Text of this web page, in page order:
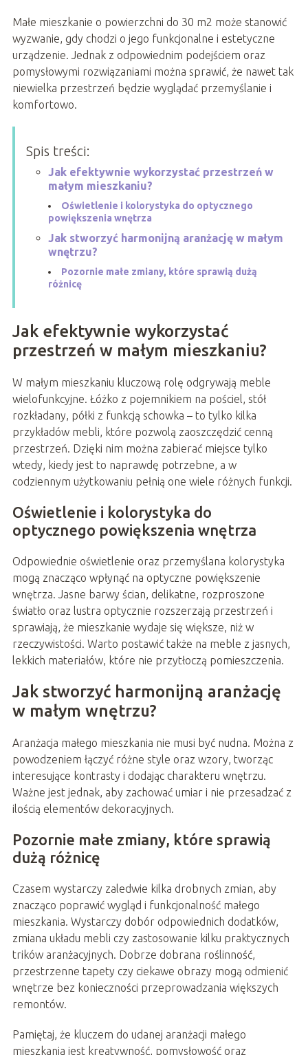
Małe mieszkanie o powierzchni do 30 m2 może stanowić
wyzwanie, gdy chodzi o jego funkcjonalne i estetyczne
urządzenie. Jednak z odpowiednim podejściem oraz
pomysłowymi rozwiązaniami można sprawić, że nawet tak
niewielka przestrzeń będzie wyglądać przemyślanie i
komfortowo.
Spis treści:
Jak efektywnie wykorzystać przestrzeń w
małym mieszkaniu?
Oświetlenie i kolorystyka do optycznego
powiększenia wnętrza
Jak stworzyć harmonijną aranżację w małym
wnętrzu?
Pozornie małe zmiany, które sprawią dużą
różnicę
Jak efektywnie wykorzystać
przestrzeń w małym mieszkaniu?
W małym mieszkaniu kluczową rolę odgrywają meble
wielofunkcyjne. Łóżko z pojemnikiem na pościel, stół
rozkładany, półki z funkcją schowka – to tylko kilka
przykładów mebli, które pozwolą zaoszczędzić cenną
przestrzeń. Dzięki nim można zabierać miejsce tylko
wtedy, kiedy jest to naprawdę potrzebne, a w
codziennym użytkowaniu pełnią one wiele różnych funkcji.
Oświetlenie i kolorystyka do
optycznego powiększenia wnętrza
Odpowiednie oświetlenie oraz przemyślana kolorystyka
mogą znacząco wpłynąć na optyczne powiększenie
wnętrza. Jasne barwy ścian, delikatne, rozproszone
światło oraz lustra optycznie rozszerzają przestrzeń i
sprawiają, że mieszkanie wydaje się większe, niż w
rzeczywistości. Warto postawić także na meble z jasnych,
lekkich materiałów, które nie przytłoczą pomieszczenia.
Jak stworzyć harmonijną aranżację
w małym wnętrzu?
Aranżacja małego mieszkania nie musi być nudna. Można z
powodzeniem łączyć różne style oraz wzory, tworząc
interesujące kontrasty i dodając charakteru wnętrzu.
Ważne jest jednak, aby zachować umiar i nie przesadzać z
ilością elementów dekoracyjnych.
Pozornie małe zmiany, które sprawią
dużą różnicę
Czasem wystarczy zaledwie kilka drobnych zmian, aby
znacząco poprawić wygląd i funkcjonalność małego
mieszkania. Wystarczy dobór odpowiednich dodatków,
zmiana układu mebli czy zastosowanie kilku praktycznych
trików aranżacyjnych. Dobrze dobrana roślinność,
przestrzenne tapety czy ciekawe obrazy mogą odmienić
wnętrze bez konieczności przeprowadzania większych
remontów.
Pamiętaj, że kluczem do udanej aranżacji małego
mieszkania jest kreatywność, pomysłowość oraz